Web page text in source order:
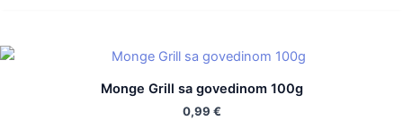
Monge Grill sa govedinom 100g
0,99 €